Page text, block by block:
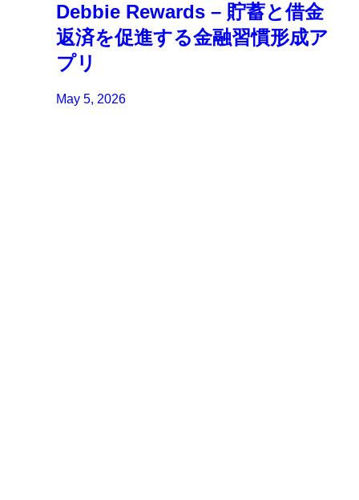
Debbie Rewards – 貯蓄と借金
返済を促進する金融習慣形成ア
プリ
May 5, 2026